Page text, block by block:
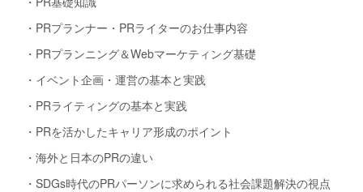
・PRプランナー・PRライターのお仕事内容
・PRプランニング＆Webマーケティング基礎
・イベント企画・運営の基本と実践
・PRライティングの基本と実践
・PRを活かしたキャリア形成のポイント
・海外と日本のPRの違い
・SDGs時代のPRパーソンに求められる社会課題解決の視点